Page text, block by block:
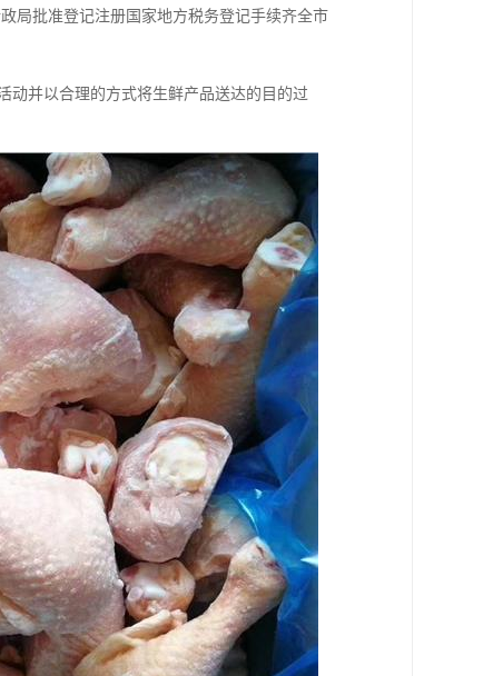
局批准登记注册国家地方税务登记手续齐全市
动并以合理的方式将生鲜产品送达的目的过